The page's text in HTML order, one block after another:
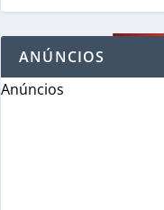
ANÚNCIOS
Anúncios